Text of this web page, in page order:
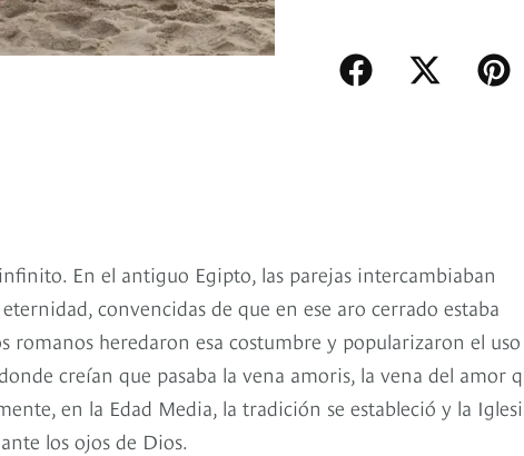
En el antiguo Egipto, las parejas intercambiaban
convencidas de que en ese aro cerrado estaba
heredaron esa costumbre y popularizaron el uso
creían que pasaba la vena amoris, la vena del amor
en la Edad Media, la tradición se estableció y la
los ojos de Dios.